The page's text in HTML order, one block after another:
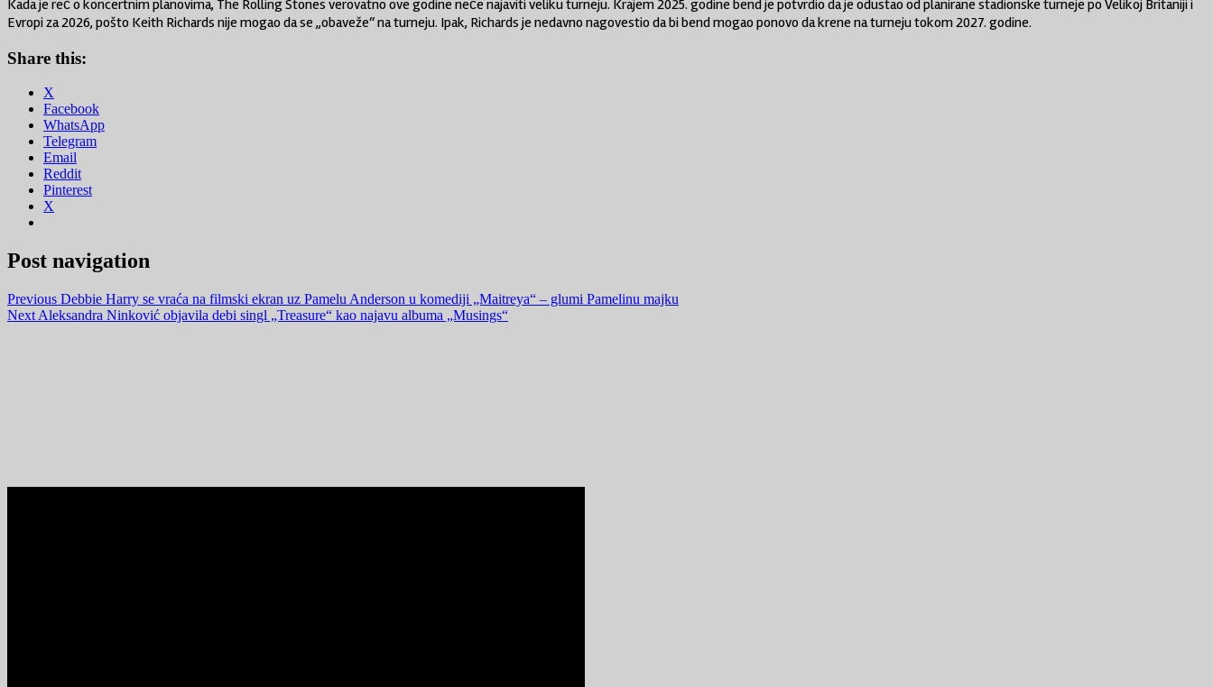
Kada je reč o koncertnim planovima, The Rolling Stones verovatno ove godine neće najaviti veliku turneju. Krajem 2025. godine bend je potvrdio da je odustao od planirane stadionske turneje po Velikoj Britaniji i
Evropi za 2026, pošto Keith Richards nije mogao da se „obaveže“ na turneju. Ipak, Richards je nedavno nagovestio da bi bend mogao ponovo da krene na turneju tokom 2027. godine.
Share this:
X
Facebook
WhatsApp
Telegram
Email
Reddit
Pinterest
X
Post navigation
Previous Debbie Harry se vraća na filmski ekran uz Pamelu Anderson u komediji „Maitreya“ – glumi Pamelinu majku
Next Aleksandra Ninković objavila debi singl „Treasure“ kao najavu albuma „Musings“